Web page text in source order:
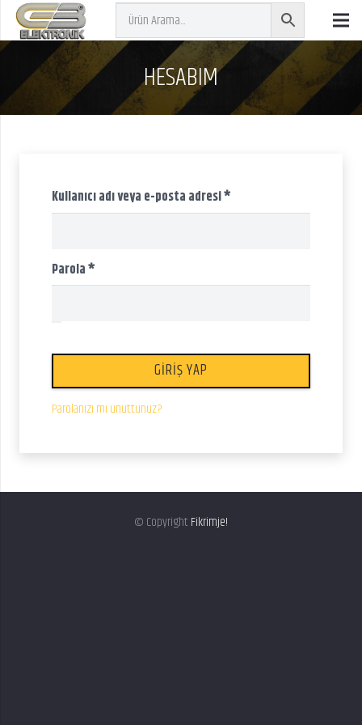
HESABIM
Kullanıcı adı veya e-posta adresi*
Parola*
GIRIŞ YAP
Parolanızı mı unuttunuz?
© Copyright Fikrimje!